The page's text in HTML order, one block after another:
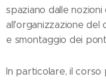
spaziano dalle
all'organizzazione del
e smontaggio dei
In particolare, il